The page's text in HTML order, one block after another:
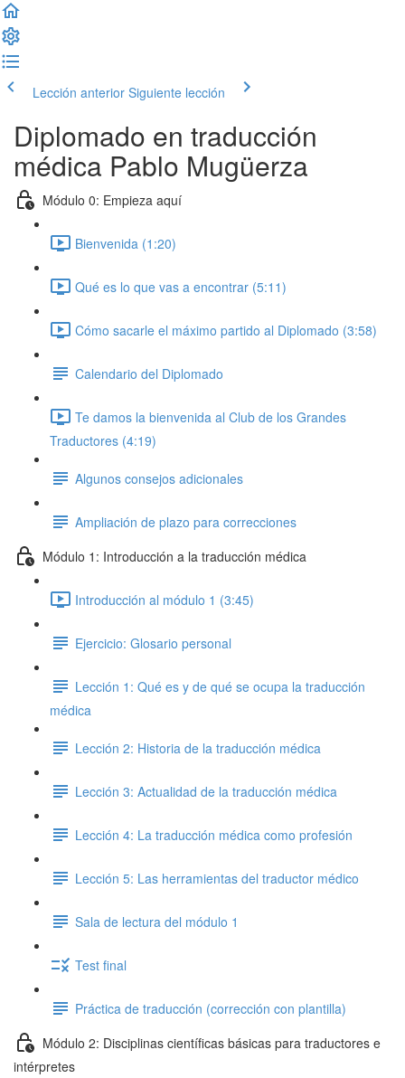
Lección anterior Siguiente lección
Diplomado en traducción
médica Pablo Mugüerza
Módulo 0: Empieza aquí
Bienvenida (1:20)
Qué es lo que vas a encontrar (5:11)
Cómo sacarle el máximo partido al Diplomado (3:58)
Calendario del Diplomado
Te damos la bienvenida al Club de los Grandes
Traductores (4:19)
Algunos consejos adicionales
Ampliación de plazo para correcciones
Módulo 1: Introducción a la traducción médica
Introducción al módulo 1 (3:45)
Ejercicio: Glosario personal
Lección 1: Qué es y de qué se ocupa la traducción
médica
Lección 2: Historia de la traducción médica
Lección 3: Actualidad de la traducción médica
Lección 4: La traducción médica como profesión
Lección 5: Las herramientas del traductor médico
Sala de lectura del módulo 1
Test final
Práctica de traducción (corrección con plantilla)
Módulo 2: Disciplinas científicas básicas para traductores e
intérpretes